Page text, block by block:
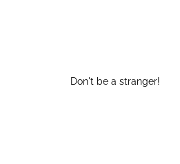
Don't be a stranger!